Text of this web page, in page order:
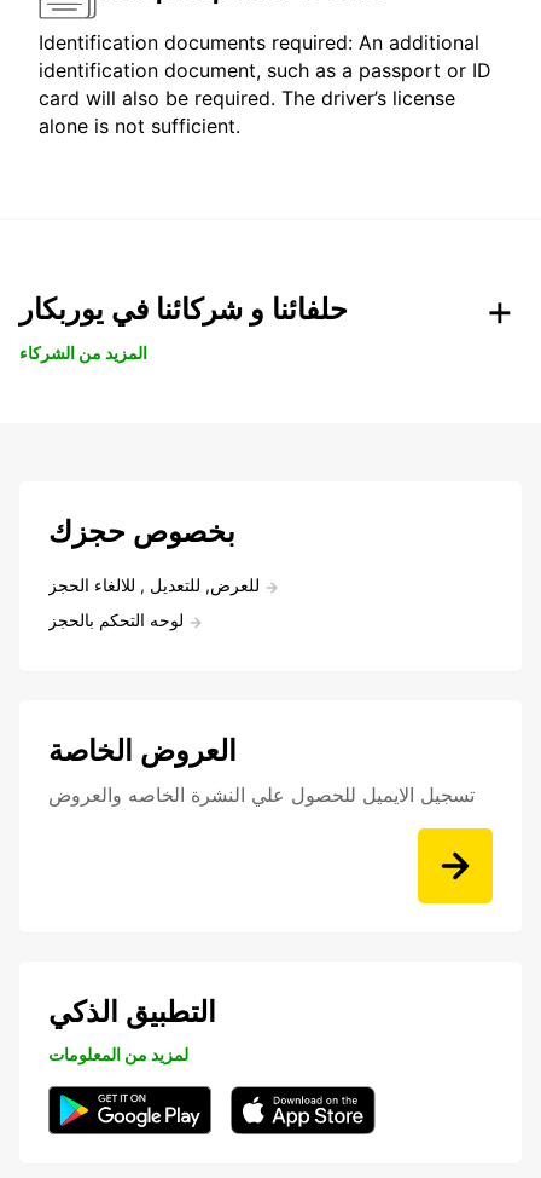
Identification documents required: An additional
identification document, such as a passport or ID
card will also be required. The driver’s license
alone is not sufficient.
حلفائنا و شركائنا في يوربكار
المزيد من الشركاء
بخصوص حجزك
للعرض, للتعديل , للالغاء الحجز
لوحه التحكم بالحجز
العروض الخاصة
تسجيل الايميل للحصول علي النشرة الخاصه والعروض
التطبيق الذكي
لمزيد من المعلومات